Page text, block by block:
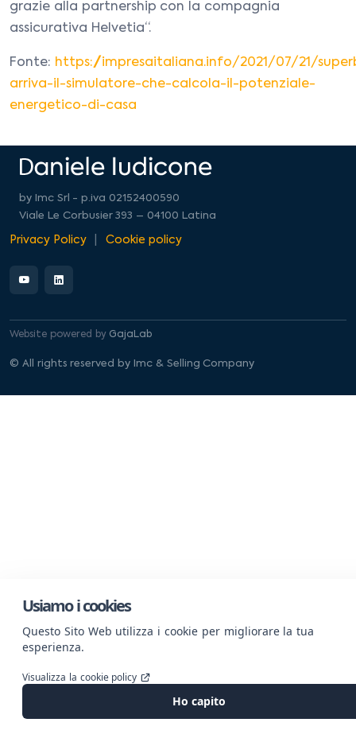
grazie alla partnership con la compagnia
assicurativa Helvetia“.
Fonte: https://impresaitaliana.info/2021/07/21/
arriva-il-simulatore-che-calcola-il-potenziale-
energetico-di-casa
by Imc Srl - p.iva 02152400590
Viale Le Corbusier 393 – 04100 Latina
Privacy Policy Cookie policy
Website powered by GajaLab
© All rights reserved by Imc & Selling Company
Usiamo i cookies
Questo Sito Web utilizza i cookie per migliorare la tua
esperienza.
Visualizza la cookie policy
Ho capito